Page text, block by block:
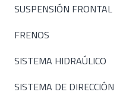
SUSPENSIÓN FRONTAL
FRENOS
SISTEMA HIDRAÚLICO
SISTEMA DE DIRECCIÓN